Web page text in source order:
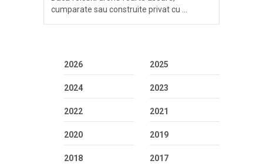
cumparate sau construite privat cu …
2026 2025
2024 2023
2022 2021
2020 2019
2018 2017